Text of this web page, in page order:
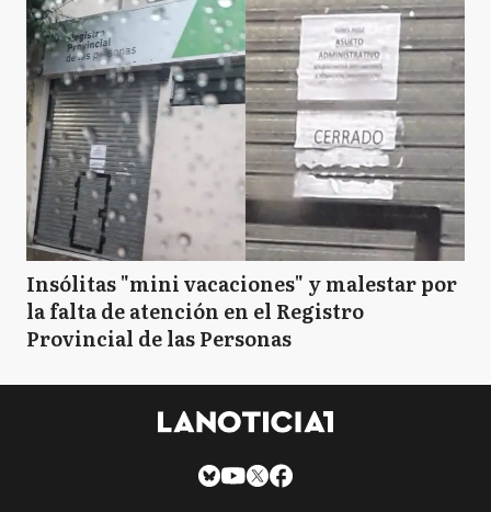
C Campana
C Cañuelas
CS Capitán Sarmiento
CC Carlos Casares
Carlos Tejedor
Insólitas "mini vacaciones" y malestar por
la falta de atención en el Registro
Provincial de las Personas